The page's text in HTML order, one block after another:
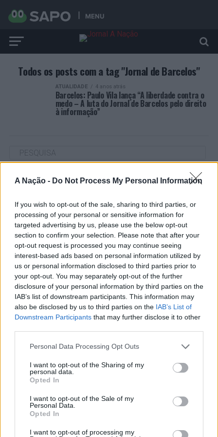
A Nação - Do Not Process My Personal Information
If you wish to opt-out of the sale, sharing to third parties, or
processing of your personal or sensitive information for
targeted advertising by us, please use the below opt-out
section to confirm your selection. Please note that after your
opt-out request is processed you may continue seeing
interest-based ads based on personal information utilized by
us or personal information disclosed to third parties prior to
your opt-out. You may separately opt-out of the further
disclosure of your personal information by third parties on the
IAB’s list of downstream participants. This information may
also be disclosed by us to third parties on the IAB’s List of
Downstream Participants that may further disclose it to other
Personal Data Processing Opt Outs
I want to opt-out of the Sharing of my
personal data.
Opted In
I want to opt-out of the Sale of my
Personal Data.
Opted In
I want to opt-out of processing my
MENU
Todos os posts com a tag "Jornal de Barcelos"
ATUALIDADE 4 anos atrás
Barcelos: Paulo Vila lança “A liberdade contra o
medo – A luta do Jornal de Barcelos pelo direito
à informação”
ARTIGOS RECENTES
de “provocar” mudanças genéticas, diz neurocientista
“Millennium Estoril Open 2026” regressou ao circuito ATP
com vitória do francês Luca Van Assche
Castelo Branco: “Bienal Internacional de Artes e Ofícios”
promete afirmar artesanato, património e inovação como
“motores de desenvolvimento económico e cultural” do
município português
Covilhã: Especialista aponta investimento estrangeiro e
valorização imobiliária como motores do crescimento da
Rio de Janeiro: Governo do Estado propõe parceria com a
FUNCEX para “reforçar inteligência sobre comércio
exterior”